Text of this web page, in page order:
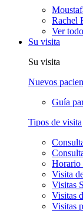
Rachel
Ver
Su visita
Su visita
Nuevos
Guía
Tipos de visita
Horario
Visita
Visitas
Visitas
Visitas